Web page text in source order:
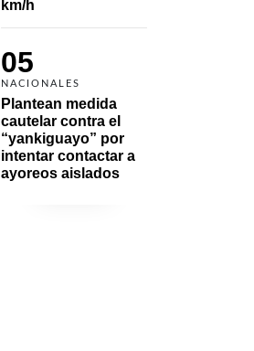
km/h
05
NACIONALES
Plantean medida
cautelar contra el
“yankiguayo” por
intentar contactar a
ayoreos aislados